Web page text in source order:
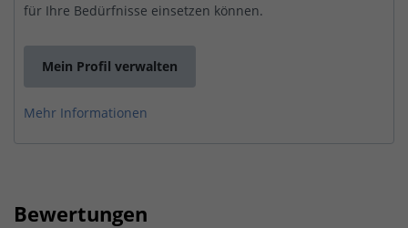
für Ihre Bedürfnisse einsetzen können.
Mein Profil verwalten
Mehr Informationen
Bewertungen